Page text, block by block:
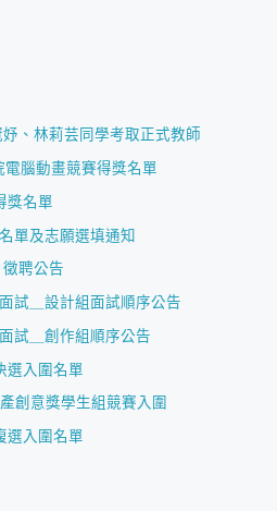
、林莉芸同學考取正式教師
電腦動畫競賽得獎名單
獎名單
單及志願選填通知
聘公告
試＿設計組面試順序公告
試＿創作組順序公告
選入圍名單
創意獎學生組競賽入圍
選入圍名單